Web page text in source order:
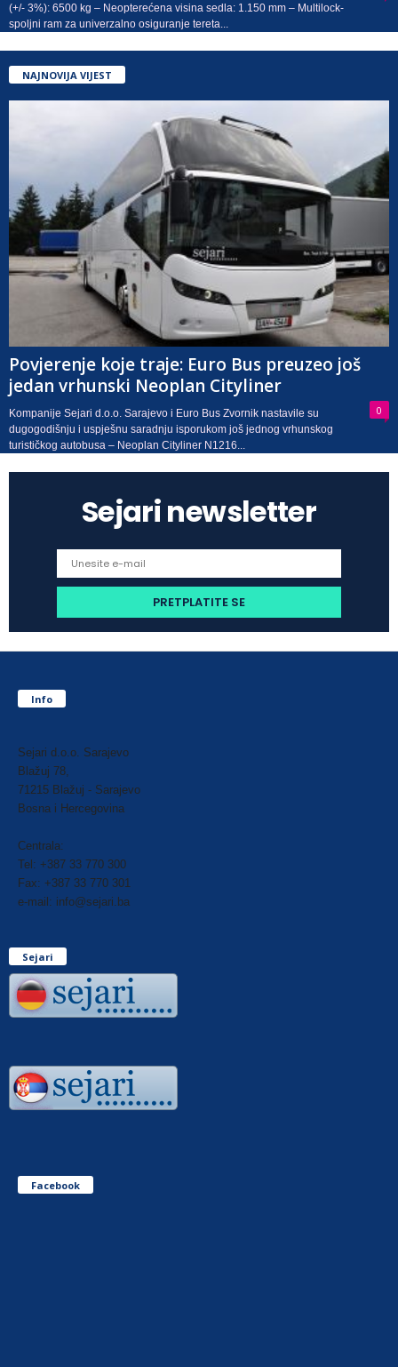
(+/- 3%): 6500 kg – Neopterećena visina sedla: 1.150 mm – Multilock-
spoljni ram za univerzalno osiguranje tereta...
NAJNOVIJA VIJEST
Povjerenje koje traje: Euro Bus preuzeo još
jedan vrhunski Neoplan Cityliner
0
Kompanije Sejari d.o.o. Sarajevo i Euro Bus Zvornik nastavile su
dugogodišnju i uspješnu saradnju isporukom još jednog vrhunskog
turističkog autobusa – Neoplan Cityliner N1216...
Sejari newsletter
Info
Sejari d.o.o. Sarajevo
Blažuj 78,
71215 Blažuj - Sarajevo
Bosna i Hercegovina
Centrala:
Tel: +387 33 770 300
Fax: +387 33 770 301
e-mail: info@sejari.ba
Sejari
Facebook